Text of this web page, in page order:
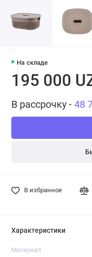
На складе
195 000
В рассрочку - 48
В избранное
Характеристики
Материал